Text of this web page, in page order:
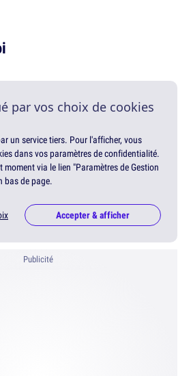
par vos choix de cookies
un service tiers. Pour l'afficher, vous
dans vos paramètres de confidentialité.
via le lien "Paramètres de Gestion
bas de page.
Accepter & afficher
Publicité